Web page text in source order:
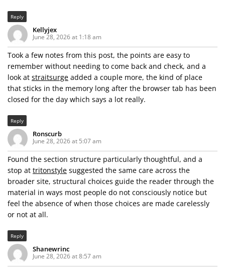
Reply
Kellyjex
June 28, 2026 at 1:18 am
Took a few notes from this post, the points are easy to
remember without needing to come back and check, and a
look at straitsurge added a couple more, the kind of place
that sticks in the memory long after the browser tab has been
closed for the day which says a lot really.
Reply
Ronscurb
June 28, 2026 at 5:07 am
Found the section structure particularly thoughtful, and a
stop at tritonstyle suggested the same care across the
broader site, structural choices guide the reader through the
material in ways most people do not consciously notice but
feel the absence of when those choices are made carelessly
or not at all.
Reply
Shanewrinc
June 28, 2026 at 8:57 am